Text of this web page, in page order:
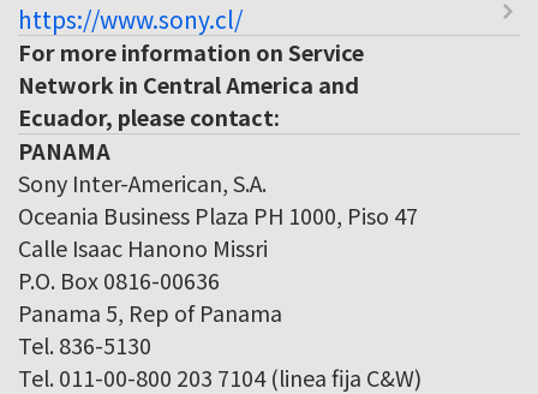
https://www.sony.cl/
For more information on Service
Network in Central America and
Ecuador, please contact:
PANAMA
Sony Inter-American, S.A.
Oceania Business Plaza PH 1000, Piso 47
Calle Isaac Hanono Missri
P.O. Box 0816-00636
Panama 5, Rep of Panama
Tel. 836-5130
Tel. 011-00-800 203 7104 (linea fija C&W)